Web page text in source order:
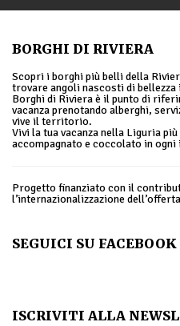
BORGHI DI RIVIERA
Scopri i borghi più belli della
trovare angoli nascosti di bellezza
Borghi di Riviera è il punto di
vacanza prenotando alberghi,
vive il territorio.
Vivi la tua vacanza nella Liguria
accompagnato e coccolato in ogni
Progetto finanziato con il
l’internazionalizzazione
SEGUICI SU FACEBOOK
ISCRIVITI ALLA